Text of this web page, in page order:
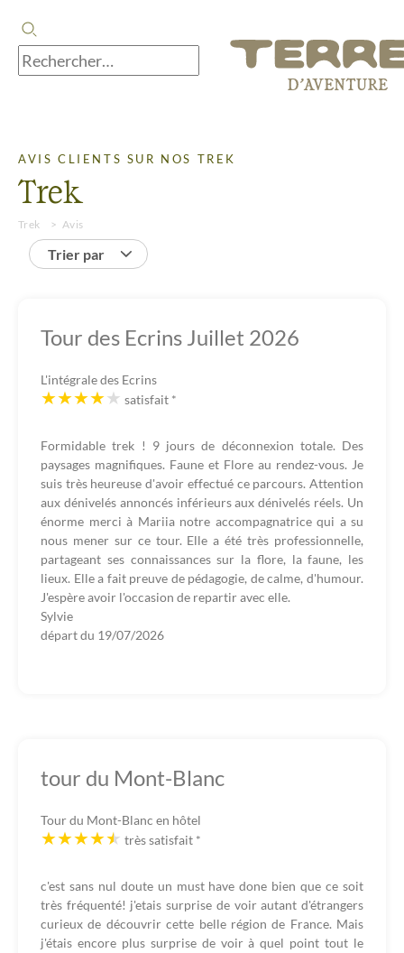
AVIS CLIENTS SUR NOS TREK
Trek
Trek Avis
Trier par
Tour des Ecrins Juillet 2026
L'intégrale des Ecrins
satisfait *
Formidable trek ! 9 jours de déconnexion totale. Des
paysages magnifiques. Faune et Flore au rendez-vous. Je
suis très heureuse d'avoir effectué ce parcours. Attention
aux dénivelés annoncés inférieurs aux dénivelés réels. Un
énorme merci à Mariia notre accompagnatrice qui a su
nous mener sur ce tour. Elle a été très professionnelle,
partageant ses connaissances sur la flore, la faune, les
lieux. Elle a fait preuve de pédagogie, de calme, d'humour.
J'espère avoir l'occasion de repartir avec elle.
Sylvie
départ du 19/07/2026
tour du Mont-Blanc
Tour du Mont-Blanc en hôtel
très satisfait *
c'est sans nul doute un must have done bien que ce soit
très fréquenté! j'etais surprise de voir autant d'étrangers
curieux de découvrir cette belle région de France. Mais
j'étais encore plus surprise de voir à quel point tout le